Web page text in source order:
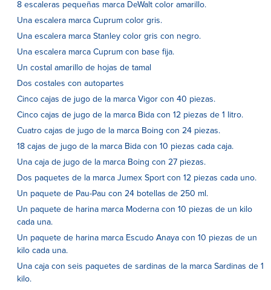
8 escaleras pequeñas marca DeWalt color amarillo.
Una escalera marca Cuprum color gris.
Una escalera marca Stanley color gris con negro.
Una escalera marca Cuprum con base fija.
Un costal amarillo de hojas de tamal
Dos costales con autopartes
Cinco cajas de jugo de la marca Vigor con 40 piezas.
Cinco cajas de jugo de la marca Bida con 12 piezas de 1 litro.
Cuatro cajas de jugo de la marca Boing con 24 piezas.
18 cajas de jugo de la marca Bida con 10 piezas cada caja.
Una caja de jugo de la marca Boing con 27 piezas.
Dos paquetes de la marca Jumex Sport con 12 piezas cada uno.
Un paquete de Pau-Pau con 24 botellas de 250 ml.
Un paquete de harina marca Moderna con 10 piezas de un kilo
cada una.
Un paquete de harina marca Escudo Anaya con 10 piezas de un
kilo cada una.
Una caja con seis paquetes de sardinas de la marca Sardinas de 1
kilo.